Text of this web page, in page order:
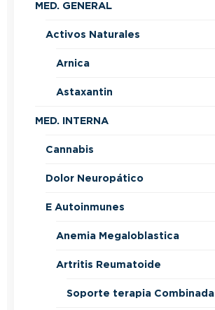
MED. GENERAL
Activos Naturales
Arnica
Astaxantin
MED. INTERNA
Cannabis
Dolor Neuropático
E Autoinmunes
Anemia Megaloblastica
Artritis Reumatoide
Soporte terapia Combinada